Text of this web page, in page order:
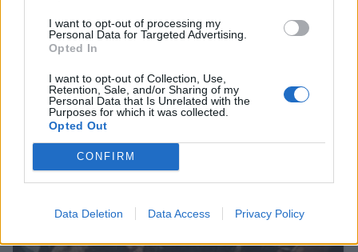
I want to opt-out of processing my
Personal Data for Targeted Advertising.
Opted In
I want to opt-out of Collection, Use,
Retention, Sale, and/or Sharing of my
Personal Data that Is Unrelated with the
Purposes for which it was collected.
Opted Out
CONFIRM
Data Deletion Data Access Privacy Policy
Σπάρτη: «Έφυγαν» από κοντά μας…
07/08/2026 14:12